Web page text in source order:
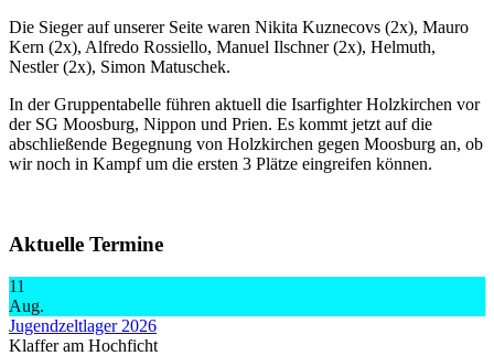
Die Sieger auf unserer Seite waren Nikita Kuznecovs (2x), Mauro
Kern (2x), Alfredo Rossiello, Manuel Ilschner (2x), Helmuth,
Nestler (2x), Simon Matuschek.
In der Gruppentabelle führen aktuell die Isarfighter Holzkirchen vor
der SG Moosburg, Nippon und Prien. Es kommt jetzt auf die
abschließende Begegnung von Holzkirchen gegen Moosburg an, ob
wir noch in Kampf um die ersten 3 Plätze eingreifen können.
Aktuelle Termine
11
Aug.
Jugendzeltlager 2026
Klaffer am Hochficht